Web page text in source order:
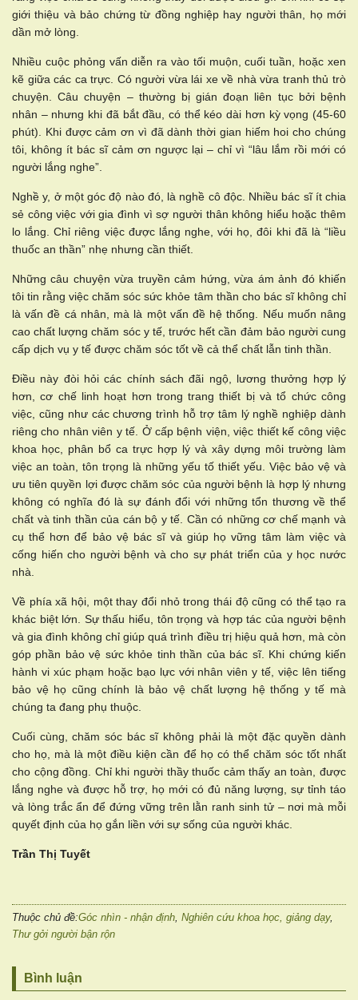
giới thiệu và bảo chứng từ đồng nghiệp hay người thân, họ mới
dần mở lòng.
Nhiều cuộc phỏng vấn diễn ra vào tối muộn, cuối tuần, hoặc xen
kẽ giữa các ca trực. Có người vừa lái xe về nhà vừa tranh thủ trò
chuyện. Câu chuyện – thường bị gián đoạn liên tục bởi bệnh
nhân – nhưng khi đã bắt đầu, có thể kéo dài hơn kỳ vọng (45-60
phút). Khi được cảm ơn vì đã dành thời gian hiếm hoi cho chúng
tôi, không ít bác sĩ cảm ơn ngược lại – chỉ vì “lâu lắm rồi mới có
người lắng nghe”.
Nghề y, ở một góc độ nào đó, là nghề cô độc. Nhiều bác sĩ ít chia
sẻ công việc với gia đình vì sợ người thân không hiểu hoặc thêm
lo lắng. Chỉ riêng việc được lắng nghe, với họ, đôi khi đã là “liều
thuốc an thần” nhẹ nhưng cần thiết.
Những câu chuyện vừa truyền cảm hứng, vừa ám ảnh đó khiến
tôi tin rằng việc chăm sóc sức khỏe tâm thần cho bác sĩ không chỉ
là vấn đề cá nhân, mà là một vấn đề hệ thống. Nếu muốn nâng
cao chất lượng chăm sóc y tế, trước hết cần đảm bảo người cung
cấp dịch vụ y tế được chăm sóc tốt về cả thể chất lẫn tinh thần.
Điều này đòi hỏi các chính sách đãi ngộ, lương thưởng hợp lý
hơn, cơ chế linh hoạt hơn trong trang thiết bị và tổ chức công
việc, cũng như các chương trình hỗ trợ tâm lý nghề nghiệp dành
riêng cho nhân viên y tế. Ở cấp bệnh viện, việc thiết kế công việc
khoa học, phân bổ ca trực hợp lý và xây dựng môi trường làm
việc an toàn, tôn trọng là những yếu tố thiết yếu. Việc bảo vệ và
ưu tiên quyền lợi được chăm sóc của người bệnh là hợp lý nhưng
không có nghĩa đó là sự đánh đổi với những tổn thương về thể
chất và tinh thần của cán bộ y tế. Cần có những cơ chế mạnh và
cụ thể hơn để bảo vệ bác sĩ và giúp họ vững tâm làm việc và
cống hiến cho người bệnh và cho sự phát triển của y học nước
nhà.
Về phía xã hội, một thay đổi nhỏ trong thái độ cũng có thể tạo ra
khác biệt lớn. Sự thấu hiểu, tôn trọng và hợp tác của người bệnh
và gia đình không chỉ giúp quá trình điều trị hiệu quả hơn, mà còn
góp phần bảo vệ sức khỏe tinh thần của bác sĩ. Khi chứng kiến
hành vi xúc phạm hoặc bạo lực với nhân viên y tế, việc lên tiếng
bảo vệ họ cũng chính là bảo vệ chất lượng hệ thống y tế mà
chúng ta đang phụ thuộc.
Cuối cùng, chăm sóc bác sĩ không phải là một đặc quyền dành
cho họ, mà là một điều kiện cần để họ có thể chăm sóc tốt nhất
cho cộng đồng. Chỉ khi người thầy thuốc cảm thấy an toàn, được
lắng nghe và được hỗ trợ, họ mới có đủ năng lượng, sự tỉnh táo
và lòng trắc ẩn để đứng vững trên lằn ranh sinh tử – nơi mà mỗi
quyết định của họ gắn liền với sự sống của người khác.
Trần Thị Tuyết
Thuộc chủ đề:Góc nhìn - nhận định, Nghiên cứu khoa học, giảng dạy,
Thư gởi người bận rộn
Bình luận